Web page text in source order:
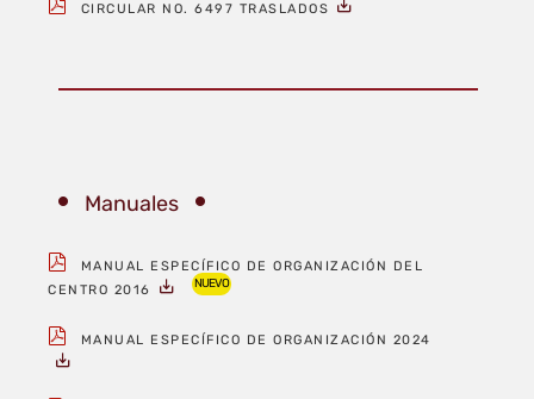
CIRCULAR NO. 6497 TRASLADOS
Manuales
MANUAL ESPECÍFICO DE ORGANIZACIÓN DEL
CENTRO 2016
NUEVO
MANUAL ESPECÍFICO DE ORGANIZACIÓN 2024